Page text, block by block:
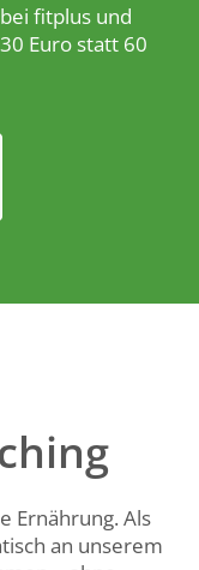
fitplus und
Euro statt 60
Ernährung. Als
an unserem